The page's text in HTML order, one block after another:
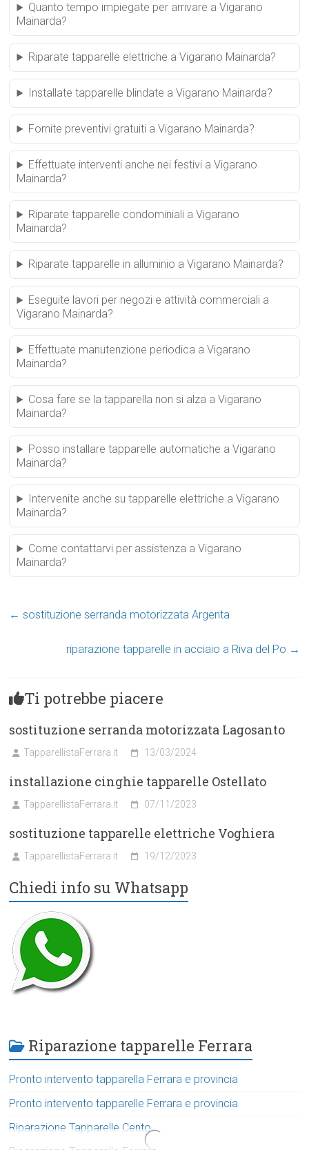
Quanto tempo impiegate per arrivare a Vigarano
Mainarda?
Riparate tapparelle elettriche a Vigarano Mainarda?
Installate tapparelle blindate a Vigarano Mainarda?
Fornite preventivi gratuiti a Vigarano Mainarda?
Effettuate interventi anche nei festivi a Vigarano
Mainarda?
Riparate tapparelle condominiali a Vigarano
Mainarda?
Riparate tapparelle in alluminio a Vigarano Mainarda?
Eseguite lavori per negozi e attività commerciali a
Vigarano Mainarda?
Effettuate manutenzione periodica a Vigarano
Mainarda?
Cosa fare se la tapparella non si alza a Vigarano
Mainarda?
Posso installare tapparelle automatiche a Vigarano
Mainarda?
Intervenite anche su tapparelle elettriche a Vigarano
Mainarda?
Come contattarvi per assistenza a Vigarano
Mainarda?
← sostituzione serranda motorizzata Argenta
riparazione tapparelle in acciaio a Riva del Po →
Ti potrebbe piacere
sostituzione serranda motorizzata Lagosanto
TapparellistaFerrara.it 13/03/2024
installazione cinghie tapparelle Ostellato
TapparellistaFerrara.it 07/11/2023
sostituzione tapparelle elettriche Voghiera
TapparellistaFerrara.it 19/12/2023
Chiedi info su Whatsapp
Riparazione tapparelle Ferrara
Pronto intervento tapparella Ferrara e provincia
Pronto intervento tapparelle Ferrara e provincia
Riparazione Tapparelle Cento